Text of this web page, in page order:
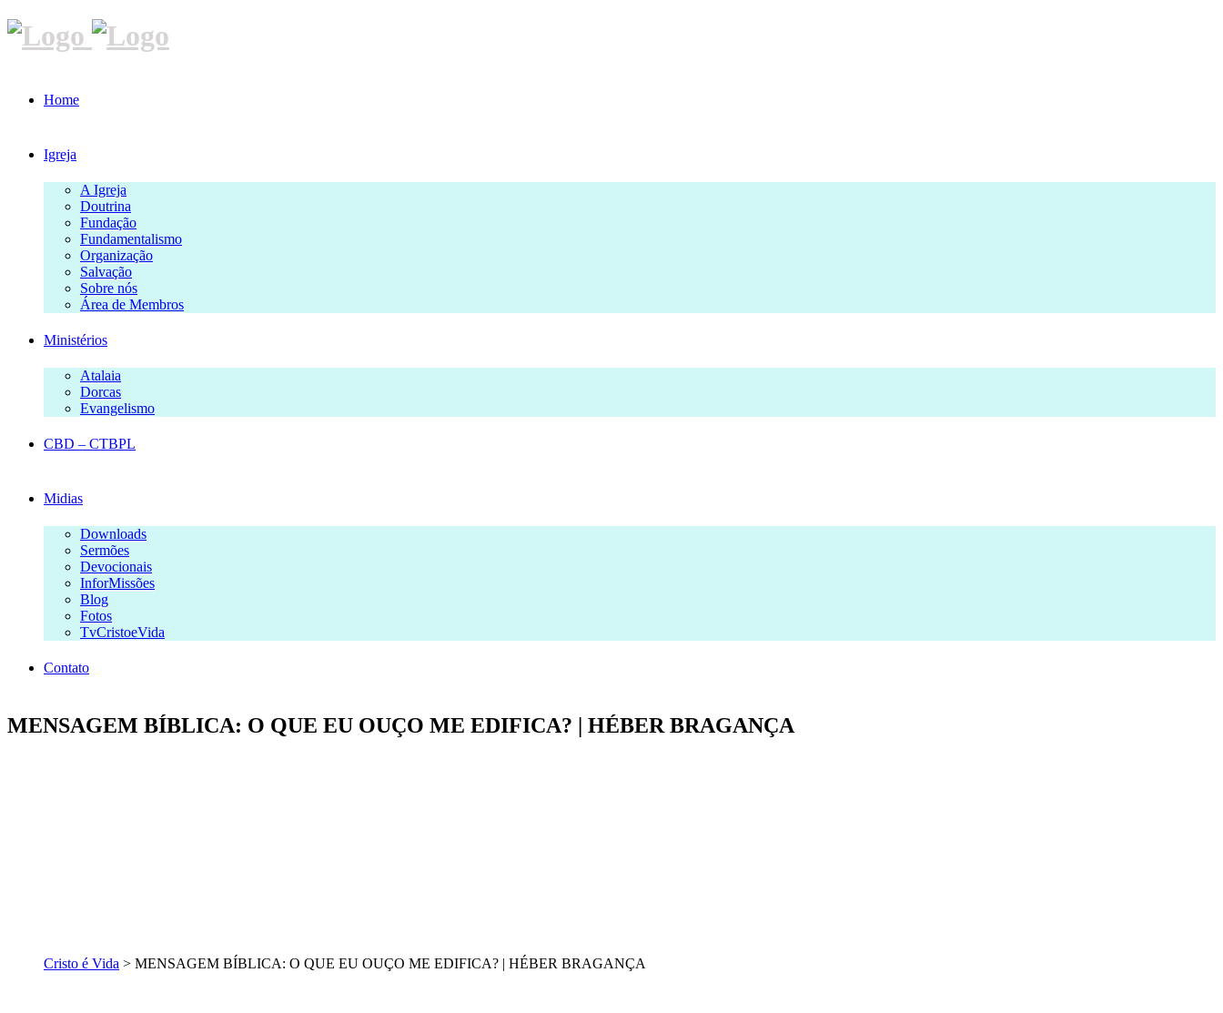
Home
Igreja
A Igreja
Doutrina
Fundação
Fundamentalismo
Organização
Salvação
Sobre nós
Área de Membros
Ministérios
Atalaia
Dorcas
Evangelismo
CBD – CTBPL
Midias
Downloads
Sermões
Devocionais
InforMissões
Blog
Fotos
TvCristoeVida
Contato
MENSAGEM BÍBLICA: O QUE EU OUÇO ME EDIFICA? | HÉBER BRAGANÇA
Cristo é Vida > MENSAGEM BÍBLICA: O QUE EU OUÇO ME EDIFICA? | HÉBER BRAGANÇA